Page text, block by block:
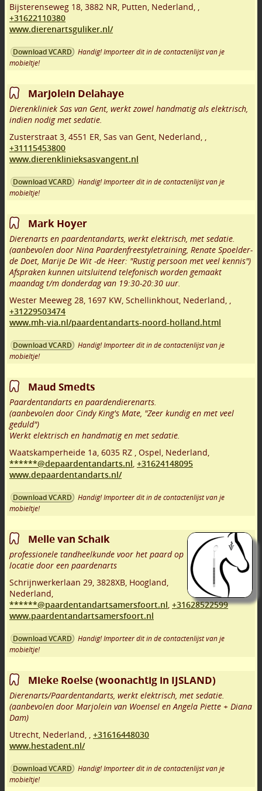
Bijsterenseweg 18 3882 NR Putten Nederland,
+31622110380
www.dierenartsguliker.nl/
Download VCARD
Handig! Importeer dit in de contactenlijst van je
mobieltje!
Marjolein Delahaye
Dierenkliniek Sas van Gent, werkt zowel handmatig als elektrisch,
indien nodig met sedatie.
Zusterstraat 3 4551 ER Sas van Gent Nederland,
+31115453800
www.dierenklinieksasvangent.nl
Download VCARD
Handig! Importeer dit in de contactenlijst van je
mobieltje!
Mark Hoyer
Dierenarts en paardentandarts, werkt elektrisch, met sedatie.
(aanbevolen door Nina Paardenfreestyletraining, Renate Spoelder-
de Doet, Marije De Wit -de Heer: "Rustig persoon met veel kennis")
Afspraken kunnen uitsluitend telefonisch worden gemaakt
maandag t/m donderdag van 19:30-20:30 uur.
Wester Meeweg 28 1697 KW Schellinkhout Nederland,
+31229503474
www.mh-via.nl/paardentandarts-noord-holland.html
Download VCARD
Handig! Importeer dit in de contactenlijst van je
mobieltje!
Maud Smedts
Paardentandarts en paardendierenarts.
(aanbevolen door Cindy King's Mate, "Zeer kundig en met veel
geduld")
Werkt elektrisch en handmatig en met sedatie.
Waatskamperheide 1a 6035 RZ Ospel Nederland,
******@depaardentandarts.nl +31624148095
www.depaardentandarts.nl/
Download VCARD
Handig! Importeer dit in de contactenlijst van je
mobieltje!
Melle van Schaik
professionele tandheelkunde voor het paard op
locatie door een paardenarts
Schrijnwerkerlaan 29 3828XB Hoogland
Nederland,
******@paardentandartsamersfoort.nl +31628522599
www.paardentandartsamersfoort.nl
Download VCARD
Handig! Importeer dit in de contactenlijst van je
mobieltje!
Mieke Roelse (woonachtig in IJSLAND)
Dierenarts/Paardentandarts, werkt elektrisch, met sedatie.
(aanbevolen door Marjolein van Woensel en Angela Piette + Diana
Dam)
Utrecht Nederland,
+31616448030
www.hestadent.nl/
Download VCARD
Handig! Importeer dit in de contactenlijst van je
mobieltje!